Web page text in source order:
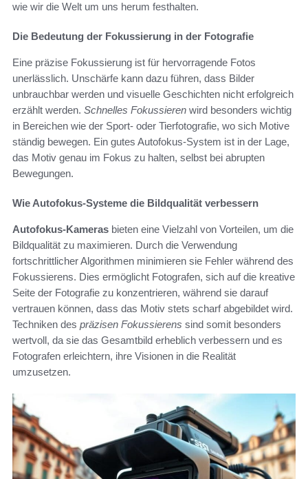
wie wir die Welt um uns herum festhalten.
Die Bedeutung der Fokussierung in der Fotografie
Eine präzise Fokussierung ist für hervorragende Fotos
unerlässlich. Unschärfe kann dazu führen, dass Bilder
unbrauchbar werden und visuelle Geschichten nicht erfolgreich
erzählt werden. Schnelles Fokussieren wird besonders wichtig
in Bereichen wie der Sport- oder Tierfotografie, wo sich Motive
ständig bewegen. Ein gutes Autofokus-System ist in der Lage,
das Motiv genau im Fokus zu halten, selbst bei abrupten
Bewegungen.
Wie Autofokus-Systeme die Bildqualität verbessern
Autofokus-Kameras bieten eine Vielzahl von Vorteilen, um die
Bildqualität zu maximieren. Durch die Verwendung
fortschrittlicher Algorithmen minimieren sie Fehler während des
Fokussierens. Dies ermöglicht Fotografen, sich auf die kreative
Seite der Fotografie zu konzentrieren, während sie darauf
vertrauen können, dass das Motiv stets scharf abgebildet wird.
Techniken des präzisen Fokussierens sind somit besonders
wertvoll, da sie das Gesamtbild erheblich verbessern und es
Fotografen erleichtern, ihre Visionen in die Realität
umzusetzen.